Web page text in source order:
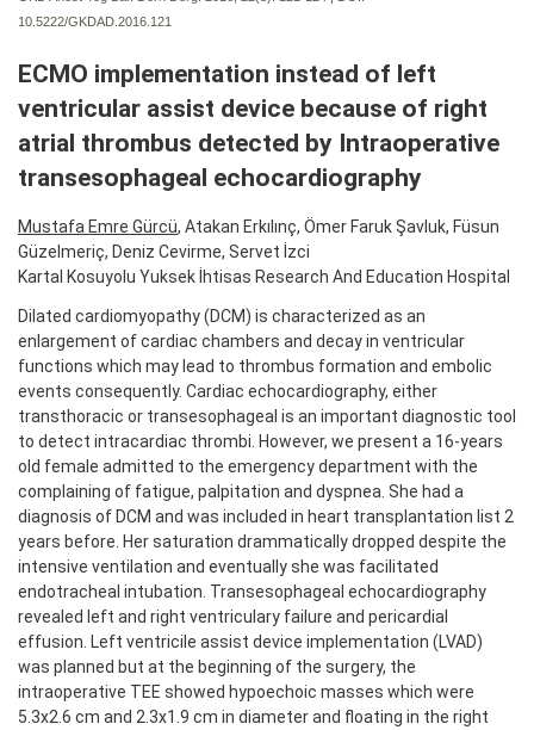
10.5222/GKDAD.2016.121
ECMO implementation instead of left
ventricular assist device because of right
atrial thrombus detected by Intraoperative
transesophageal echocardiography
Mustafa Emre Gürcü, Atakan Erkılınç, Ömer Faruk Şavluk, Füsun
Güzelmeriç, Deniz Cevirme, Servet İzci
Kartal Kosuyolu Yuksek İhtisas Research And Education Hospital
Dilated cardiomyopathy (DCM) is characterized as an
enlargement of cardiac chambers and decay in ventricular
functions which may lead to thrombus formation and embolic
events consequently. Cardiac echocardiography, either
transthoracic or transesophageal is an important diagnostic tool
to detect intracardiac thrombi. However, we present a 16-years
old female admitted to the emergency department with the
complaining of fatigue, palpitation and dyspnea. She had a
diagnosis of DCM and was included in heart transplantation list 2
years before. Her saturation drammatically dropped despite the
intensive ventilation and eventually she was facilitated
endotracheal intubation. Transesophageal echocardiography
revealed left and right ventriculary failure and pericardial
effusion. Left ventricile assist device implementation (LVAD)
was planned but at the beginning of the surgery, the
intraoperative TEE showed hypoechoic masses which were
5.3x2.6 cm and 2.3x1.9 cm in diameter and floating in the right